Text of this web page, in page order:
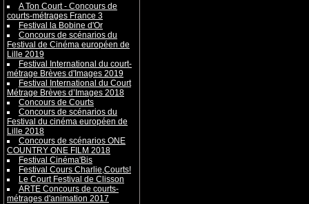
A Ton Court - Concours de
courts-métrages France 3
Festival la Bobine d'Or
Concours de scénarios du
Festival de Cinéma européen de
Lille 2019
Festival International du court-
métrage Brèves d'Images 2019
Festival International du Court
Métrage Brèves d’Images 2018
Concours de Courts
Concours de scénarios du
Festival du cinéma européen de
Lille 2018
Concours de scénarios ONE
COUNTRY ONE FILM 2018
Festival Cinéma'Bis
Festival Cours Charlie,Courts!
Le Court Festival de Clisson
ARTE Concours de courts-
métrages d'animation 2017